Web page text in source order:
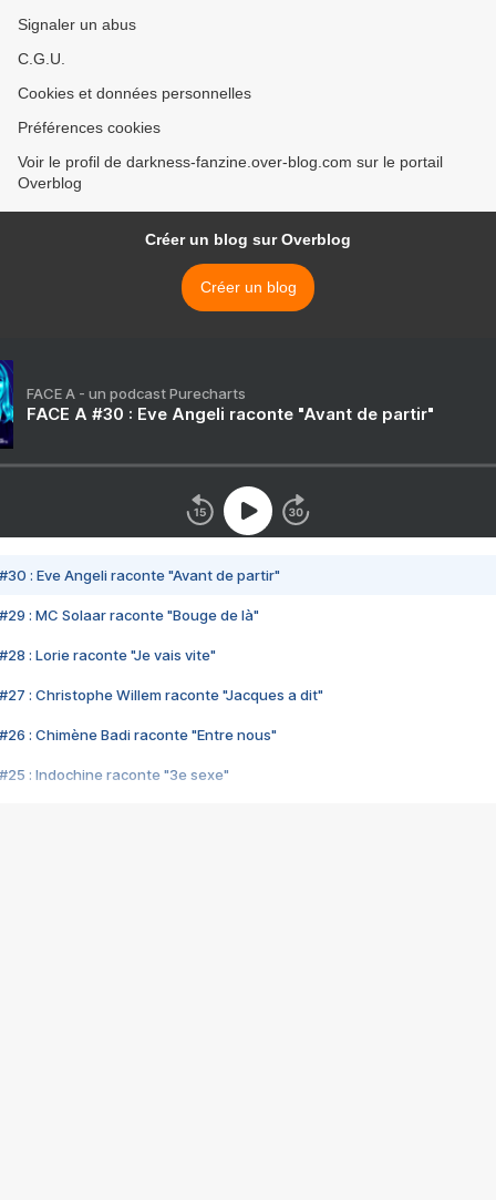
Signaler un abus
C.G.U.
Cookies et données personnelles
Préférences cookies
Voir le profil de darkness-fanzine.over-blog.com sur le portail
Overblog
Créer un blog sur Overblog
Créer un blog
FACE A - un podcast Purecharts
FACE A #30 : Eve Angeli raconte "Avant de partir"
#30 : Eve Angeli raconte "Avant de partir"
#29 : MC Solaar raconte "Bouge de là"
#28 : Lorie raconte "Je vais vite"
#27 : Christophe Willem raconte "Jacques a dit"
#26 : Chimène Badi raconte "Entre nous"
#25 : Indochine raconte "3e sexe"